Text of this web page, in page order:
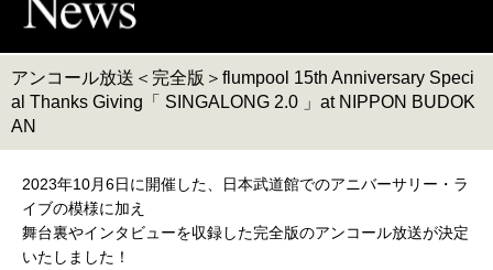
アンコール放送＜完全版＞flumpool 15th Anniversary Speci
al Thanks Giving「 SINGALONG 2.0 」at NIPPON BUDOK
AN
2023年10月6日に開催した、日本武道館でのアニバーサリー・ラ
イブの模様に加え
舞台裏やインタビューを収録した完全版のアンコール放送が決定
いたしました！